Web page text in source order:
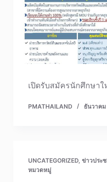
เปิดรับสมัครนักศึกษา
PMATHAILAND ธันวาคม
UNCATEGORIZED, ข่าวประ
หมวดหมู่